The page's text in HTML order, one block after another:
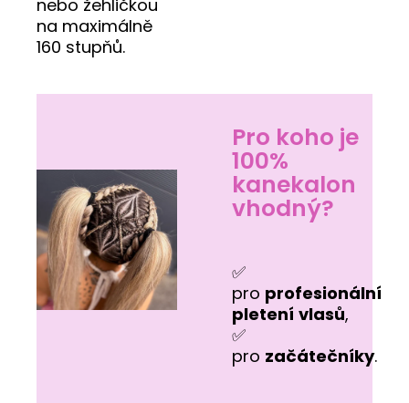
nebo žehličkou
na maximálně
160 stupňů.
Pro koho je
100%
kanekalon
vhodný?
✅
pro profesionální
pletení vlasů,
✅
pro začátečníky.